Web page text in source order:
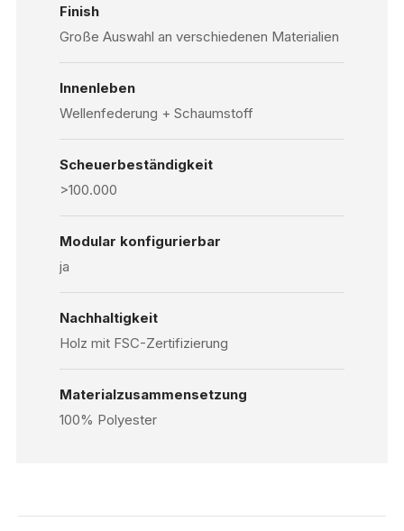
Finish
Große Auswahl an verschiedenen Materialien
Innenleben
Wellenfederung + Schaumstoff
Scheuerbeständigkeit
>100.000
Modular konfigurierbar
ja
Nachhaltigkeit
Holz mit FSC-Zertifizierung
Materialzusammensetzung
100% Polyester